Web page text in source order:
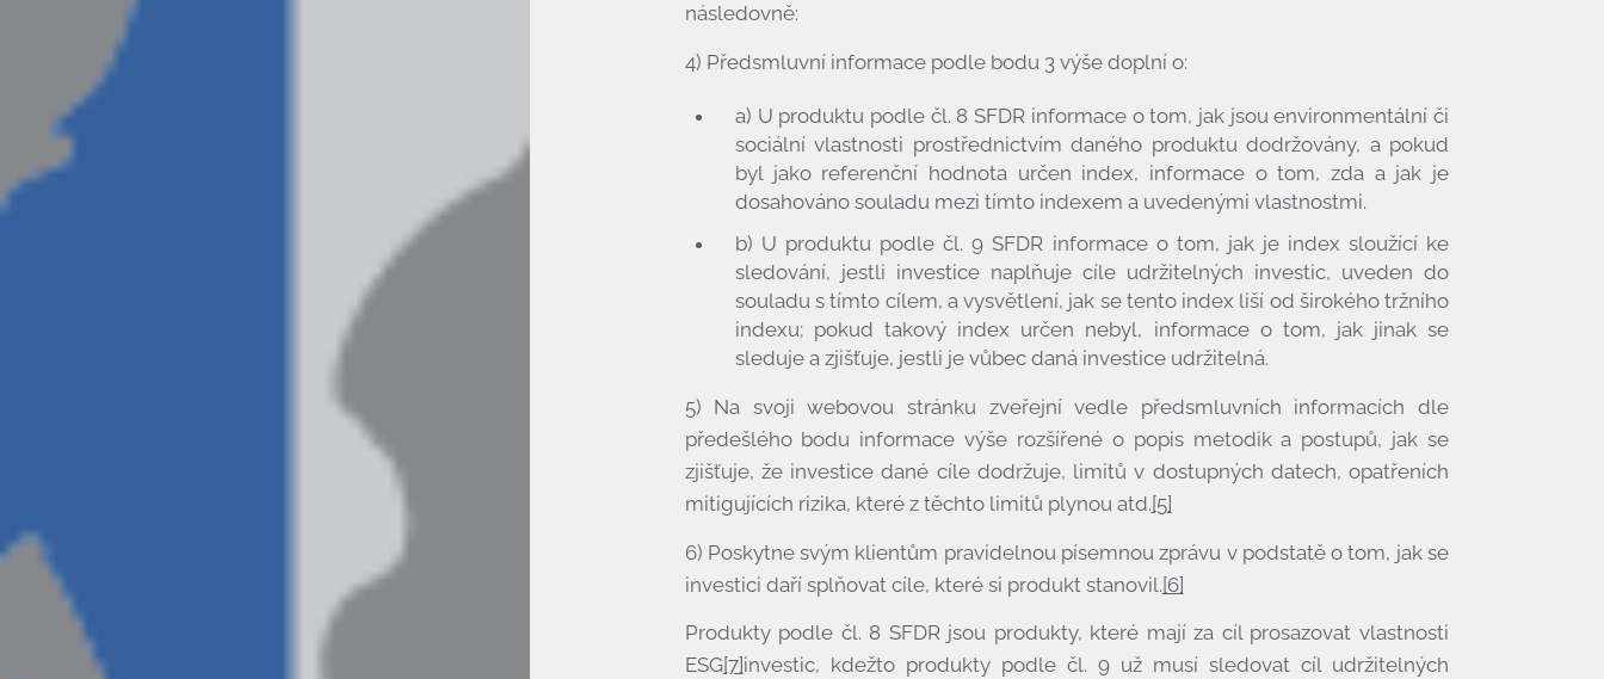
Úvod
Co umíme
následovně:
4) Předsmluvní informace podle bodu 3 výše doplní o:
a) U produktu podle čl. 8 SFDR informace o tom, jak jsou environmentální či
sociální vlastnosti prostřednictvím daného produktu dodržovány, a pokud
byl jako referenční hodnota určen index, informace o tom, zda a jak je
dosahováno souladu mezi tímto indexem a uvedenými vlastnostmi.
b) U produktu podle čl. 9 SFDR informace o tom, jak je index sloužící ke
sledování, jestli investice naplňuje cíle udržitelných investic, uveden do
souladu s tímto cílem, a vysvětlení, jak se tento index liší od širokého tržního
indexu; pokud takový index určen nebyl, informace o tom, jak jinak se
sleduje a zjišťuje, jestli je vůbec daná investice udržitelná.
5) Na svoji webovou stránku zveřejní vedle předsmluvních informacích dle
předešlého bodu informace výše rozšířené o popis metodik a postupů, jak se
zjišťuje, že investice dané cíle dodržuje, limitů v dostupných datech, opatřeních
mitigujících rizika, které z těchto limitů plynou atd.[5]
6) Poskytne svým klientům pravidelnou písemnou zprávu v podstatě o tom, jak se
investici daří splňovat cíle, které si produkt stanovil.[6]
Produkty podle čl. 8 SFDR jsou produkty, které mají za cíl prosazovat vlastnosti
ESG[7]investic, kdežto produkty podle čl. 9 už musí sledovat cíl udržitelných